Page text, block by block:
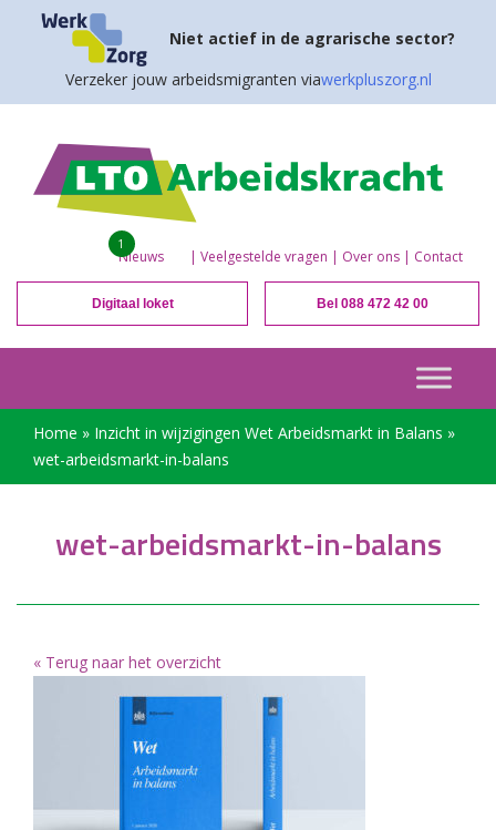
Niet actief in de agrarische sector?
Verzeker jouw arbeidsmigranten viawerkpluszorg.nl
Nieuws
1
| Veelgestelde vragen | Over ons | Contact
Digitaal loket Bel 088 472 42 00
Home » Inzicht in wijzigingen Wet Arbeidsmarkt in Balans »
wet-arbeidsmarkt-in-balans
wet-arbeidsmarkt-in-balans
« Terug naar het overzicht